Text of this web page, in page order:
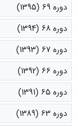
دوره 69 (1395)
دوره 68 (1394)
دوره 67 (1393)
دوره 66 (1392)
دوره 65 (1391)
دوره 63 (1389)